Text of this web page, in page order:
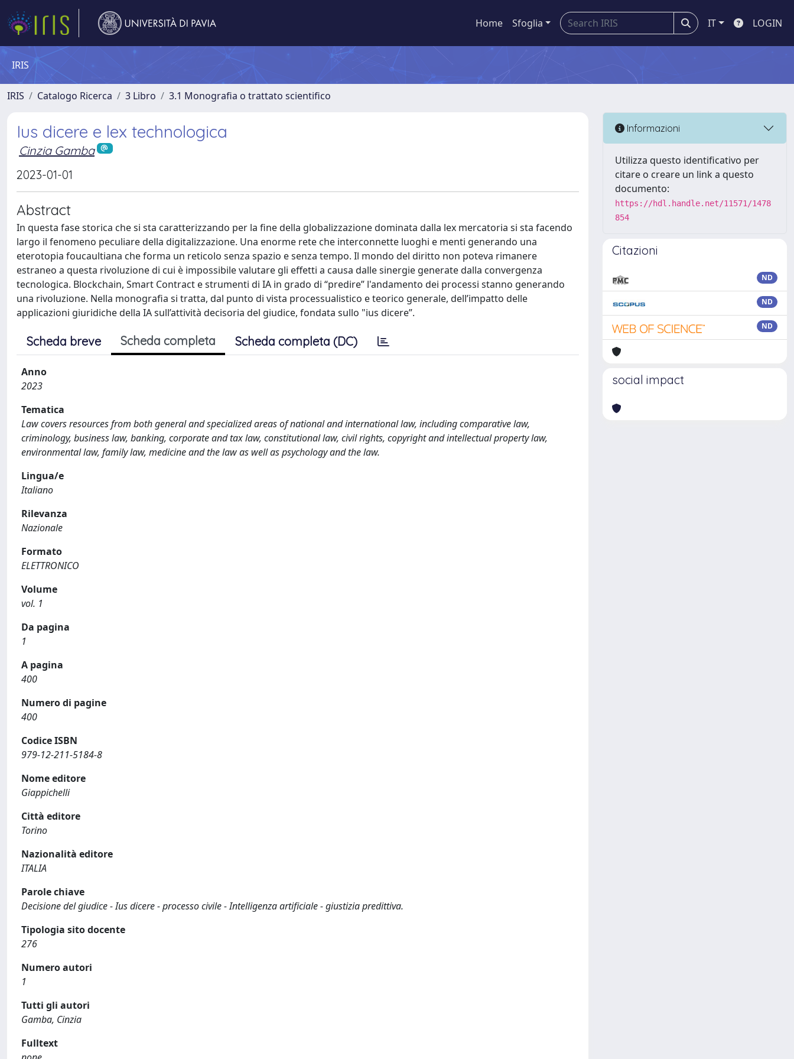
Home Sfoglia IT LOGIN
IRIS
IRIS Catalogo Ricerca 3 Libro 3.1 Monografia o trattato scientifico
Ius dicere e lex technologica
Cinzia Gamba
2023-01-01
Abstract
In questa fase storica che si sta caratterizzando per la fine della globalizzazione dominata dalla lex mercatoria si sta facendo
largo il fenomeno peculiare della digitalizzazione. Una enorme rete che interconnette luoghi e menti generando una
eterotopia foucaultiana che forma un reticolo senza spazio e senza tempo. Il mondo del diritto non poteva rimanere
estraneo a questa rivoluzione di cui è impossibile valutare gli effetti a causa dalle sinergie generate dalla convergenza
tecnologica. Blockchain, Smart Contract e strumenti di IA in grado di “predire” l'andamento dei processi stanno generando
una rivoluzione. Nella monografia si tratta, dal punto di vista processualistico e teorico generale, dell’impatto delle
applicazioni giuridiche della IA sull’attività decisoria del giudice, fondata sullo "ius dicere”.
Scheda breve Scheda completa Scheda completa (DC)
Anno
2023
Tematica
Law covers resources from both general and specialized areas of national and international law, including comparative law,
criminology, business law, banking, corporate and tax law, constitutional law, civil rights, copyright and intellectual property law,
environmental law, family law, medicine and the law as well as psychology and the law.
Lingua/e
Italiano
Rilevanza
Nazionale
Formato
ELETTRONICO
Volume
vol. 1
Da pagina
1
A pagina
400
Numero di pagine
400
Codice ISBN
979-12-211-5184-8
Nome editore
Giappichelli
Città editore
Torino
Nazionalità editore
ITALIA
Parole chiave
Decisione del giudice - Ius dicere - processo civile - Intelligenza artificiale - giustizia predittiva.
Tipologia sito docente
276
Numero autori
1
Tutti gli autori
Gamba, Cinzia
Fulltext
Informazioni
Utilizza questo identificativo per
citare o creare un link a questo
documento:
https://hdl.handle.net/11571/1478
854
Citazioni
ND
ND
ND
social impact